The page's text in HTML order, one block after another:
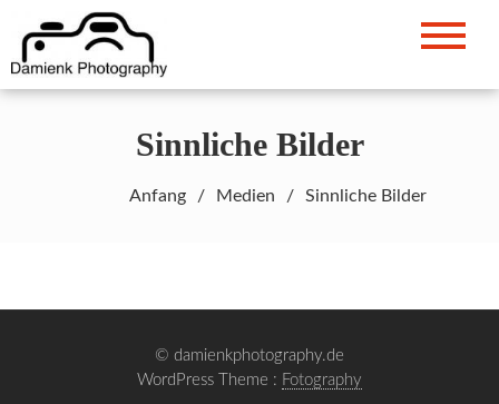
Inhalt
springen
Sinnliche Bilder
Anfang Medien Sinnliche Bilder
© damienkphotography.de
WordPress Theme : Fotography